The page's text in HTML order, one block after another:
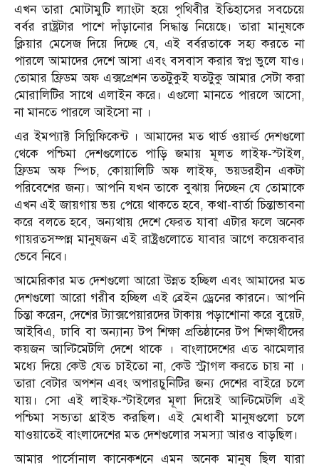
এখন তারা মোটামুটি ল্যাংটা হয়ে পৃথিবীর ইতিহাসের সবচেয়ে
বর্বর রাষ্ট্রটার পাশে দাঁড়ানোর সিদ্ধান্ত নিয়েছে। তারা মানুষকে
ক্লিয়ার মেসেজ দিয়ে দিচ্ছে যে, এই বর্বরতাকে সহ্য করতে না
পারলে আমাদের দেশে আসা এবং বসবাস করার স্বপ্ন ভুলে যাও।
তোমার ফ্রিডম অফ এক্সপ্রেশন ততটুকুই যতটুকু আমার সেটা করা
মোরালিটির সাথে এলাইন করে। এগুলো মানতে পারলে আসো,
না মানতে পারলে আইসো না ।
এর ইমপ্যাক্ট সিগ্নিফিকেন্ট । আমাদের মত থার্ড ওয়ার্ল্ড দেশগুলো
থেকে পশ্চিমা দেশগুলোতে পাড়ি জমায় মূলত লাইফ-স্টাইল,
ফ্রিডম অফ স্পিচ, কোয়ালিটি অফ লাইফ, ভয়ডরহীন একটা
পরিবেশের জন্য। আপনি যখন তাকে বুঝায় দিচ্ছেন যে তোমাকে
এখন এই জায়গায় ভয় পেয়ে থাকতে হবে, কথা-বার্তা চিন্তাভাবনা
করে বলতে হবে, অন্যথায় দেশে ফেরত যাবা এটার ফলে অনেক
গায়রতসম্পন্ন মানুষজন এই রাষ্ট্রগুলোতে যাবার আগে কয়েকবার
ভেবে নিবে।
আমেরিকার মত দেশগুলো আরো উন্নত হচ্ছিল এবং আমাদের মত
দেশগুলো আরো গরীব হচ্ছিল এই ব্রেইন ড্রেনের কারনে। আপনি
চিন্তা করেন, দেশের ট্যাক্সপেয়ারদের টাকায় পড়াশোনা করে বুয়েট,
আইবিএ, ঢাবি বা অন্যান্য টপ শিক্ষা প্রতিষ্ঠানের টপ শিক্ষার্থীদের
কয়জন আল্টিমেটলি দেশে থাকে । বাংলাদেশের এত ঝামেলার
মধ্যে দিয়ে কেউ যেত চাইতো না, কেউ স্ট্রাগল করতে চায় না ।
তারা বেটার অপশন এবং অপারচুনিটির জন্য দেশের বাইরে চলে
যায়। সো এই লাইফ-স্টাইলের মূলা দিয়েই আল্টিমেটলি এই
পশ্চিমা সভ্যতা থ্রাইভ করছিল। এই মেধাবী মানুষগুলো চলে
যাওয়াতেই বাংলাদেশের মত দেশগুলোর সমস্যা আরও বাড়ছিল।
আমার পার্সোনাল কানেকশনে এমন অনেক মানুষ ছিল যারা